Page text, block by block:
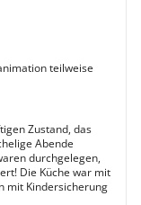
teilweise
Zustand, das
Abende
durchgelegen,
Die Küche war mit
mit Kindersicherung